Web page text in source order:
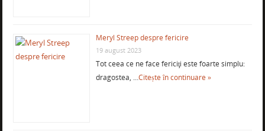
Meryl Streep despre fericire
19 august 2023
Tot ceea ce ne face fericiţi este foarte simplu:
dragostea, …Citește în continuare »